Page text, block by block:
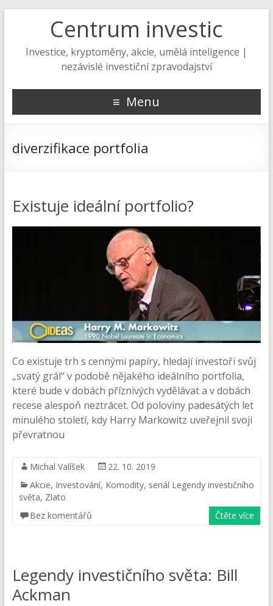
Centrum investic
Investice, kryptoměny, akcie, umělá inteligence |
nezávislé investiční zpravodajství
Menu
diverzifikace portfolia
Existuje ideální portfolio?
Co existuje trh s cennými papíry, hledají investoři svůj
„svatý grál“ v podobě nějakého ideálního portfolia,
které bude v dobách příznivých vydělávat a v dobách
recese alespoň neztrácet. Od poloviny padesátých let
minulého století, kdy Harry Markowitz uveřejnil svoji
převratnou
Michal Valíšek
22. 10. 2019
Akcie, Investování, Komodity, seriál Legendy investičního
světa, Zlato
Bez komentářů
Čtěte více
Legendy investičního světa: Bill
Ackman